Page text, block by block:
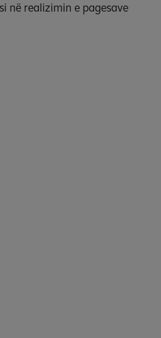
në realizimin e pagesave